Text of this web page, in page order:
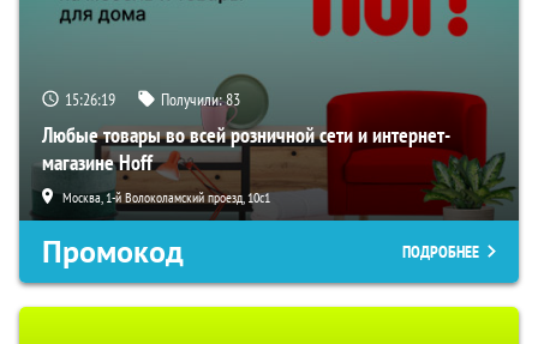
15:26:18 Получили:83
Любые товары во всей розничной сети и интернет-
магазине Hoff
Москва, 1-й Волоколамский проезд, 10с1
Промокод ПОДРОБНЕЕ